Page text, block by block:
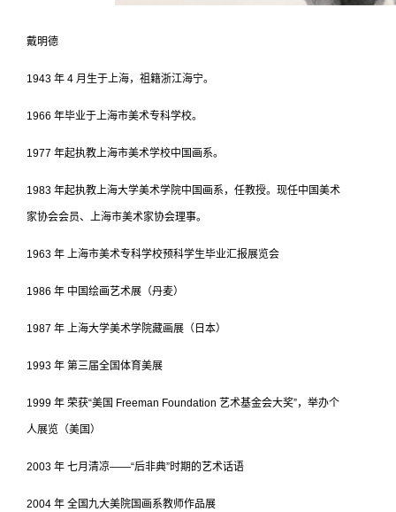
戴明德
1943 年 4 月生于上海，祖籍浙江海宁。
1966 年毕业于上海市美术专科学校。
1977 年起执教上海市美术学校中国画系。
1983 年起执教上海大学美术学院中国画系，任教授。现任中国美术
家协会会员、上海市美术家协会理事。
1963 年 上海市美术专科学校预科学生毕业汇报展览会
1986 年 中国绘画艺术展（丹麦）
1987 年 上海大学美术学院藏画展（日本）
1993 年 第三届全国体育美展
1999 年 荣获“美国 Freeman Foundation 艺术基金会大奖”，举办个
人展览（美国）
2003 年 七月清凉——“后非典”时期的艺术话语
2004 年 全国九大美院国画系教师作品展